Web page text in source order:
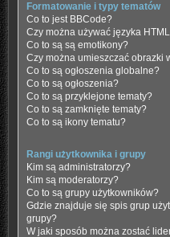
Formatowanie i typy tematów
Co to jest BBCode?
Czy można używać języka
Co to są są emotikony?
Czy można umieszczać obrazki
Co to są ogłoszenia globalne?
Co to są ogłoszenia?
Co to są przyklejone tematy?
Co to są zamknięte tematy?
Co to są ikony tematu?
Rangi użytkownika i grupy
Kim są administratorzy?
Kim są moderatorzy?
Co to są grupy użytkowników?
Gdzie znajduje się spis grup
grupy?
W jaki sposób można zostać